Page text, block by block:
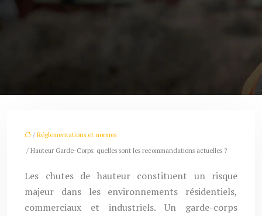
/ Réglementations et normes
/ Hauteur Garde-Corps: quelles sont les recommandations actuelles ?
Les chutes de hauteur constituent un risque
majeur dans les environnements résidentiels,
commerciaux et industriels. Un garde-corps